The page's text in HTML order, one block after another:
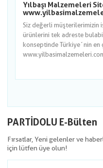
Yılbaşı Malzemeleri
Siz değerli müşterilerimizin
ürünlerini tek adreste
konseptinde Türkiye´nin
PARTİDOLU E-Bülten
Fırsatlar, Yeni gelenler ve
için lütfen üye olun!